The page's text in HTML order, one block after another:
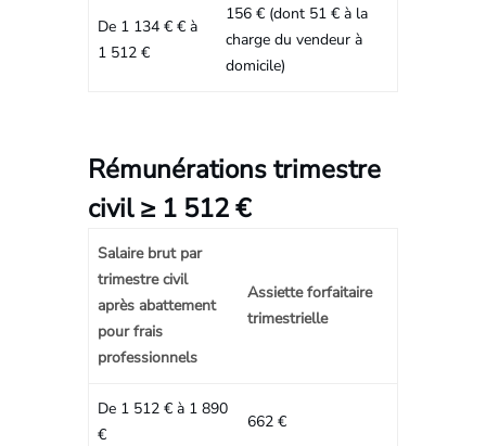
De 1 134 € € à
1 512 €
156 € (dont 51 € à la
charge du vendeur à
domicile)
Rémunérations trimestre
civil ≥ 1 512 €
Salaire brut par
trimestre civil
après abattement
pour frais
professionnels
Assiette forfaitaire
trimestrielle
De 1 512 € à 1 890
€
662 €